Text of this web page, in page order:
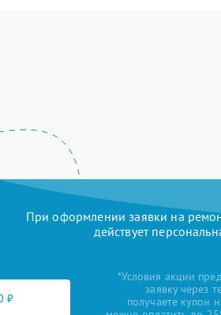
При оформлении заявки на
действует
₽
*Условия акции
заявку через
получаете купон